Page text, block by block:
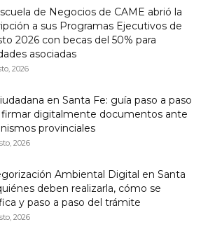
de Negocios de CAME abrió la
a sus Programas Ejecutivos de
2026 con becas del 50% para
asociadas
2026
en Santa Fe: guía paso a paso
firmar digitalmente documentos ante
provinciales
2026
Ambiental Digital en Santa
deben realizarla, cómo se
y paso a paso del trámite
2026